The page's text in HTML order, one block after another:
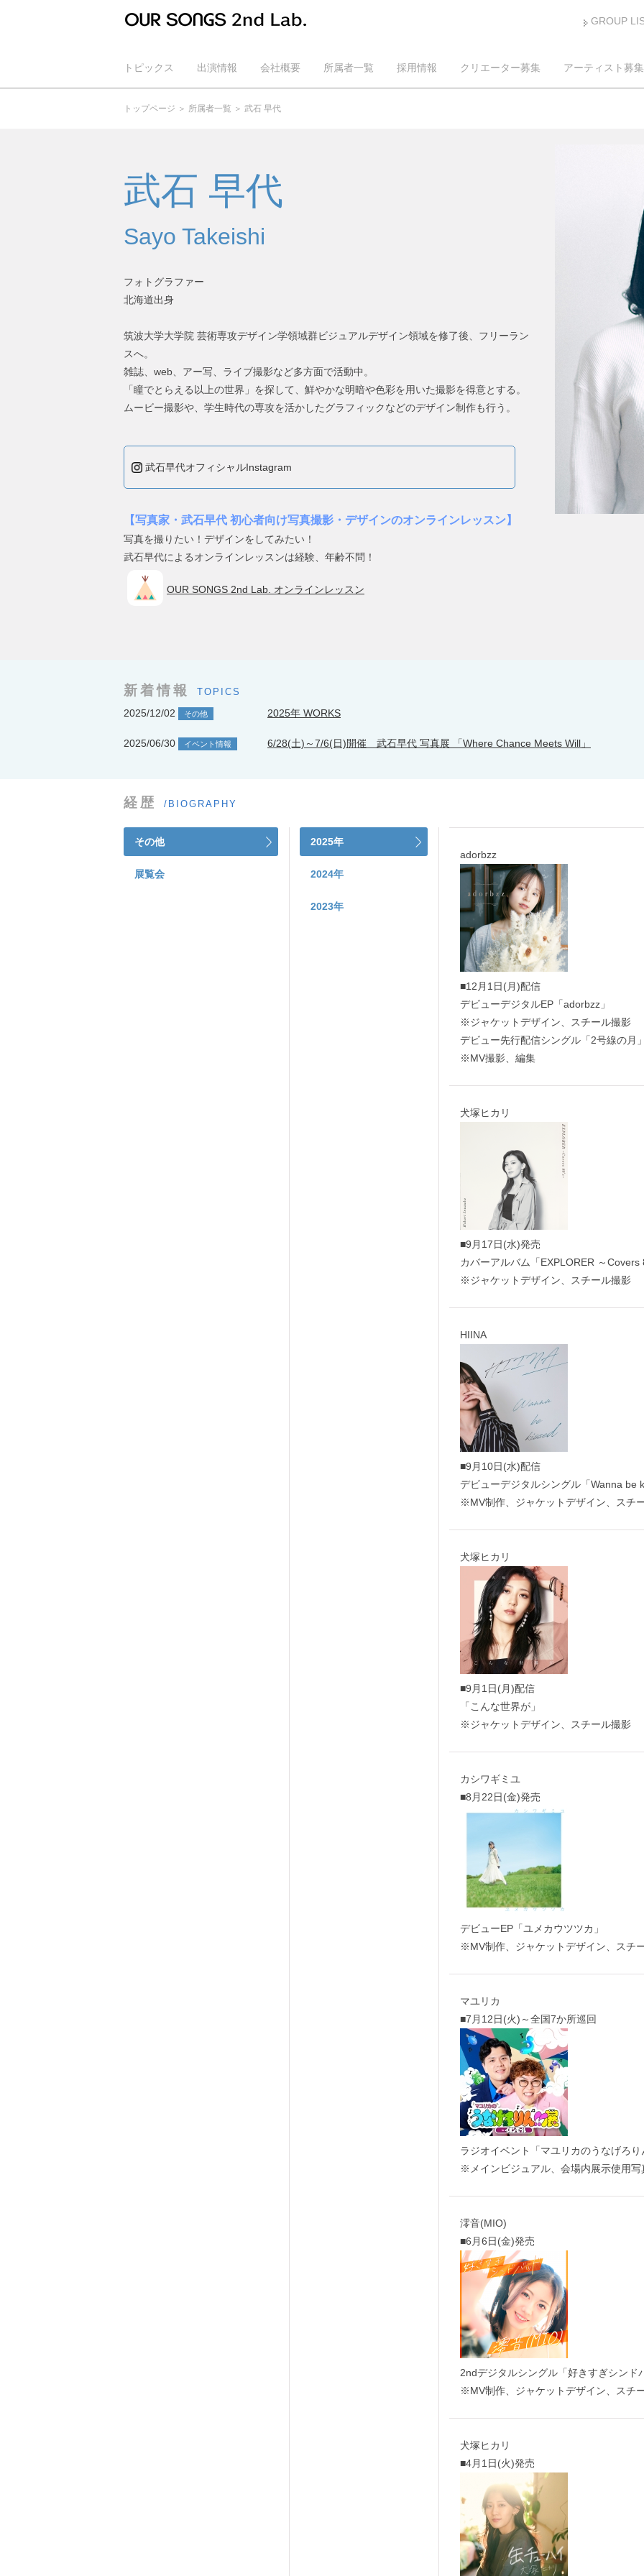
GROUP
トピックス 出演情報 会社概要 所属者一覧 採用情報 クリエーター募集
アーティスト募集
公式YouTube
トップページ 所属者一覧 武石 早代
武石 早代
Sayo Takeishi
フォトグラファー
北海道出身
筑波大学大学院 芸術専攻デザイン学領域群ビジュアルデザイン領域を修了後、フリーラン
スへ。
雑誌、web、アー写、ライブ撮影など多方面で活動中。
「瞳でとらえる以上の世界」を探して、鮮やかな明暗や色彩を用いた撮影を得意とする。
ムービー撮影や、学生時代の専攻を活かしたグラフィックなどのデザイン制作も行う。
武石早代オフィシャルInstagram
【写真家・武石早代 初心者向け写真撮影・デザインのオンラインレッスン】
写真を撮りたい！デザインをしてみたい！
武石早代によるオンラインレッスンは経験、年齢不問！
OUR SONGS 2nd Lab. オンラインレッスン
新着情報 TOPICS
2025/12/02 その他 2025年 WORKS
2025/06/30 イベント情報 6/28(土)～7/6(日)開催 武石早代 写真展 「Where Chance Meets Will」
経歴 /BIOGRAPHY
その他
2025年
adorbzz
■12月1日(月)配信
デビューデジタルEP「adorbzz」
※ジャケットデザイン、スチール撮影
デビュー先行配信シングル「2号線の月」
※MV撮影、編集
犬塚ヒカリ
■9月17日(水)発売
カバーアルバム「EXPLORER ～Covers
※ジャケットデザイン、スチール撮影
HIINA
■9月10日(水)配信
デビューデジタルシングル「Wanna be
※MV制作、ジャケットデザイン、スチ
犬塚ヒカリ
■9月1日(月)配信
「こんな世界が」
※ジャケットデザイン、スチール撮影
カシワギミユ
■8月22日(金)発売
デビューEP「ユメカウツツカ」
※MV制作、ジャケットデザイン、スチ
マユリカ
■7月12日(火)～全国7か所巡回
ラジオイベント「マユリカのうなげろり
※メインビジュアル、会場内展示使用写
澪音(MIO)
■6月6日(金)発売
2ndデジタルシングル「好きすぎシンド
※MV制作、ジャケットデザイン、スチ
犬塚ヒカリ
■4月1日(火)発売
2024年
2023年
展覧会